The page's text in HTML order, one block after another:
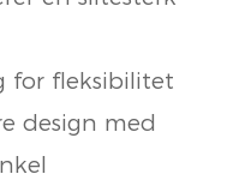
for fleksibilitet
design med